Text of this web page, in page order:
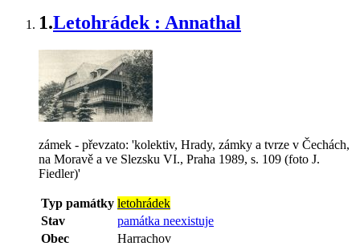
1.Letohrádek : Annathal
zámek - převzato: 'kolektiv, Hrady, zámky a tvrze v Čechách,
na Moravě a ve Slezsku VI., Praha 1989, s. 109 (foto J.
Fiedler)'
Typ památky letohrádek
Stav
památka neexistuje
Obec
Harrachov